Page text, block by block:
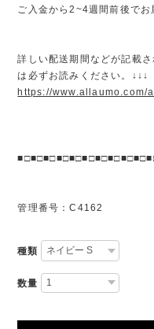
ご入金から2~4週間前後でお
詳しい配送期間などが記載
は必ずお読みください。↓↓↓
https://www.allaumo.com/
管理番号：C4162
種類
数量